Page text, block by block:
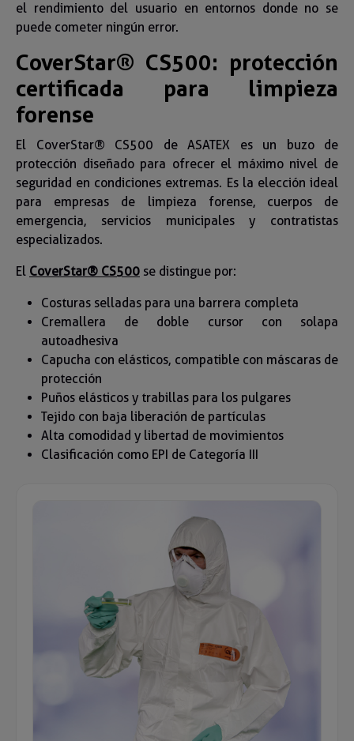
el rendimiento del usuario en entornos donde no se
puede cometer ningún error.
CoverStar® CS500: protección
certificada para limpieza
forense
El CoverStar® CS500 de ASATEX es un buzo de
protección diseñado para ofrecer el máximo nivel de
seguridad en condiciones extremas. Es la elección ideal
para empresas de limpieza forense, cuerpos de
emergencia, servicios municipales y contratistas
especializados.
El CoverStar® CS500 se distingue por:
Costuras selladas para una barrera completa
Cremallera de doble cursor con solapa
autoadhesiva
Capucha con elásticos, compatible con máscaras de
protección
Puños elásticos y trabillas para los pulgares
Tejido con baja liberación de partículas
Alta comodidad y libertad de movimientos
Clasificación como EPI de Categoría III